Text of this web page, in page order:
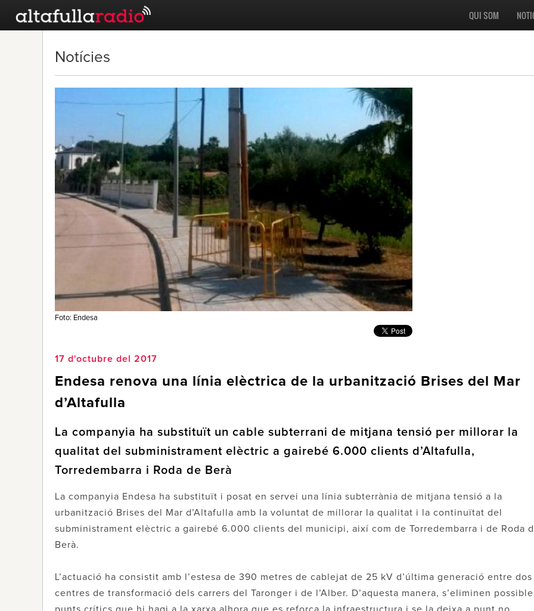
QUI SOM
Notícies
Foto: Endesa
17 d'octubre del 2017
Endesa renova una línia elèctrica de la urbanització Brises del Mar
d’Altafulla
La companyia ha substituït un cable subterrani de mitjana tensió per millorar la
qualitat del subministrament elèctric a gairebé 6.000 clients d’Altafulla,
Torredembarra i Roda de Berà
La companyia Endesa ha substituït i posat en servei una línia subterrània de mitjana tensió a la
urbanització Brises del Mar d’Altafulla amb la voluntat de millorar la qualitat i la continuïtat del
subministrament elèctric a gairebé 6.000 clients del municipi, així com de Torredembarra i de Roda
Berà.
L’actuació ha consistit amb l’estesa de 390 metres de cablejat de 25 kV d’última generació entre dos
centres de transformació dels carrers del Taronger i de l’Alber. D’aquesta manera, s’eliminen